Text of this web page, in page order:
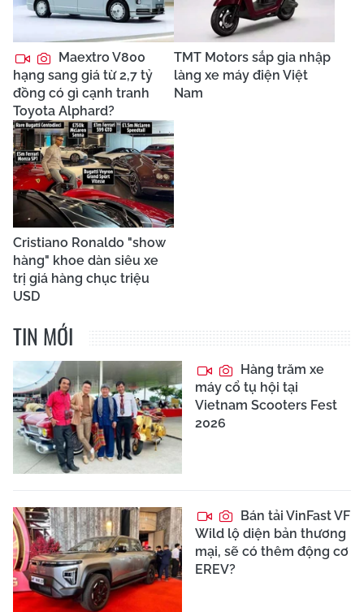
Maextro V800
hạng sang giá từ 2,7 tỷ
đồng có gì cạnh tranh
Toyota Alphard?
TMT Motors sắp gia nhập
làng xe máy điện Việt
Nam
Cristiano Ronaldo "show
hàng" khoe dàn siêu xe
trị giá hàng chục triệu
USD
TIN MỚI
Hàng trăm xe
máy cổ tụ hội tại
Vietnam Scooters Fest
2026
Bán tải VinFast VF
Wild lộ diện bản thương
mại, sẽ có thêm động cơ
EREV?